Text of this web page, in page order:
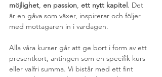
möjlighet, en passion, ett nytt kapitel. Det
är en gåva som växer, inspirerar och följer
med mottagaren in i vardagen.
Alla våra kurser går att ge bort i form av ett
presentkort, antingen som en specifik kurs
eller valfri summa. Vi bistår med ett fint